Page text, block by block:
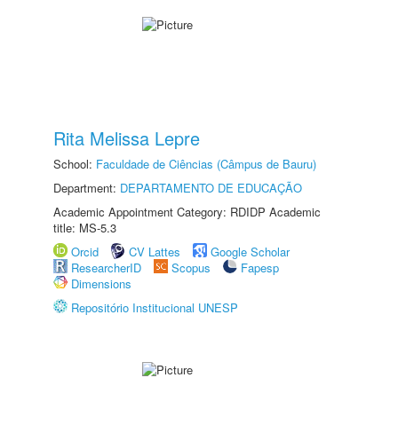
Rita Melissa Lepre
School: Faculdade de Ciências (Câmpus de Bauru)
Department: DEPARTAMENTO DE EDUCAÇÃO
Academic Appointment Category: RDIDP Academic
title: MS-5.3
Orcid
CV Lattes
Google Scholar
ResearcherID
Scopus
Fapesp
Dimensions
Repositório Institucional UNESP